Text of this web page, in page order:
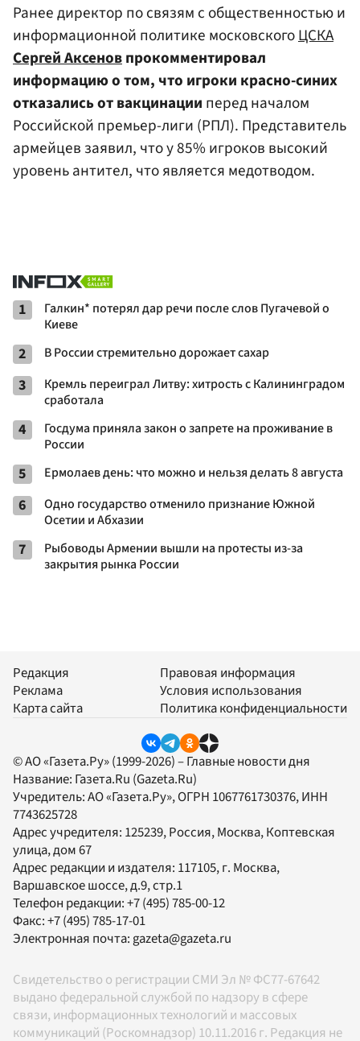
Ранее директор по связям с общественностью и
информационной политике московскогоЦСКА
Сергей Аксеновпрокомментировал
информацию о том, что игроки красно-синих
отказались от вакцинации перед началом
Российской премьер-лиги (РПЛ). Представитель
армейцев заявил, что у 85% игроков высокий
уровень антител, что является медотводом.
1
Галкин* потерял дар речи после слов Пугачевой о
Киеве
2 В России стремительно дорожает сахар
3
Кремль переиграл Литву: хитрость с Калининградом
сработала
4
Госдума приняла закон о запрете на проживание в
России
5 Ермолаев день: что можно и нельзя делать 8 августа
6
Одно государство отменило признание Южной
Осетии и Абхазии
7
Рыбоводы Армении вышли на протесты из-за
закрытия рынка России
Редакция
Реклама
Карта сайта
Правовая информация
Условия использования
Политика конфиденциальности
© АО «Газета.Ру» (1999-2026) – Главные новости дня
Название: Газета.Ru (Gazeta.Ru)
Учредитель:АО «Газета.Ру», ОГРН 1067761730376, ИНН
7743625728
Адрес учредителя: 125239, Россия, Москва, Коптевская
улица, дом 67
Адрес редакции и издателя: 117105, г. Москва,
Варшавское шоссе, д.9, стр.1
Телефон редакции:+7 (495) 785-00-12
Факс:+7 (495) 785-17-01
Электронная почта:gazeta@gazeta.ru
Свидетельство о регистрации СМИ Эл № ФС77-67642
выдано федеральной службой по надзору в сфере
связи, информационных технологий и массовых
коммуникаций (Роскомнадзор) 10.11.2016 г. Редакция не